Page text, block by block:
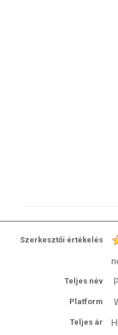
Szerkesztői értékelés
Teljes név
Platform
Teljes ár